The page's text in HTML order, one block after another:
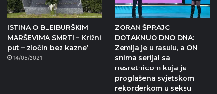
ISTINA O BLEIBURŠKIM
MARŠEVIMA SMRTI – Križni
put – zločin bez kazne’
14/05/2021
ZORAN ŠPRAJC
DOTAKNUO DNO DNA:
Zemlja je u rasulu, a ON
snima serijal sa
nesretnicom koja je
proglašena svjetskom
rekorderkom u seksu